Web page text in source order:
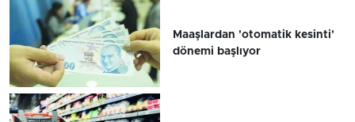
Maaşlardan 'otomatik kesinti'
dönemi başlıyor